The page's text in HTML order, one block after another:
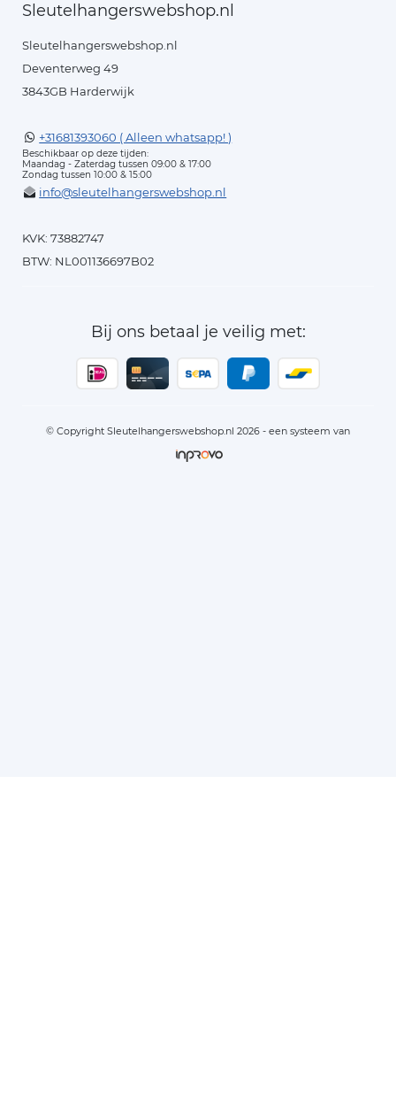
Sleutelhangerswebshop.nl
Sleutelhangerswebshop.nl
Deventerweg 49
3843GB Harderwijk
+31681393060 ( Alleen whatsapp! )
Beschikbaar op deze tijden:
Maandag - Zaterdag tussen 09:00 & 17:00
Zondag tussen 10:00 & 15:00
info@sleutelhangerswebshop.nl
KVK: 73882747
BTW: NL001136697B02
Bij ons betaal je veilig met:
© Copyright Sleutelhangerswebshop.nl 2026 - een systeem van